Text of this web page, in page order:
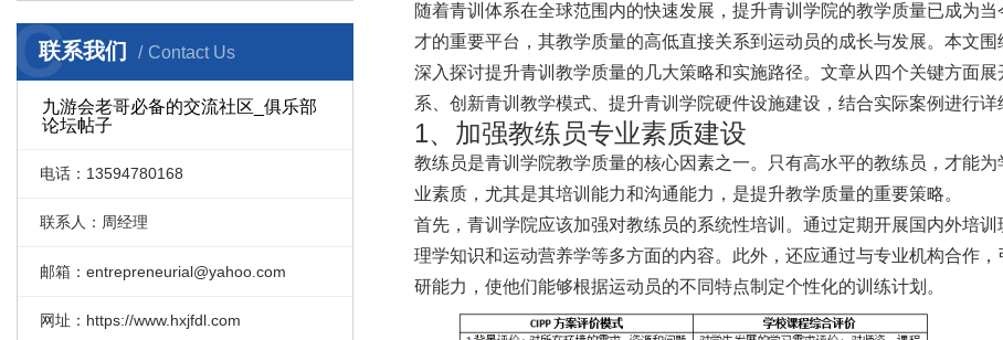
联系我们 Contact Us
C
九游会老哥必备的交流社区_俱乐部
论坛帖子
电话：13594780168
联系人：周经理
邮箱：entrepreneurial@yahoo.com
网址：https://www.hxjfdl.com
随着青训体系在全球范围内的快速发展，提升青训学院的教学质量已成为
才的重要平台，其教学质量的高低直接关系到运动员的成长与发展。本文
深入探讨提升青训教学质量的几大策略和实施路径。文章从四个关键方面
系、创新青训教学模式、提升青训学院硬件设施建设，结合实际案例进行
1、加强教练员专业素质建设
教练员是青训学院教学质量的核心因素之一。只有高水平的教练员，才能
业素质，尤其是其培训能力和沟通能力，是提升教学质量的重要策略。
首先，青训学院应该加强对教练员的系统性培训。通过定期开展国内外培
理学知识和运动营养学等多方面的内容。此外，还应通过与专业机构合作
研能力，使他们能够根据运动员的不同特点制定个性化的训练计划。